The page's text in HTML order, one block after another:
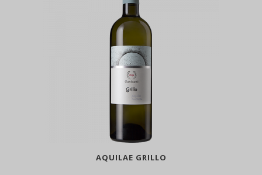
AQUILAE GRILLO